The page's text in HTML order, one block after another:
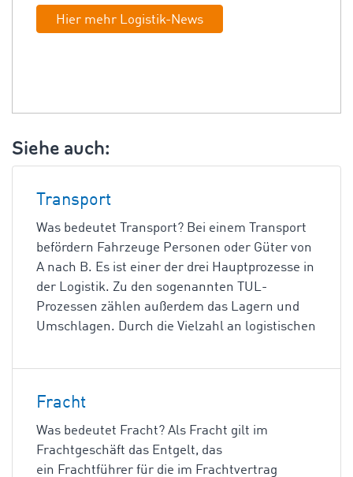
Hier mehr Logistik-News
Siehe auch:
Transport
Was bedeutet Transport? Bei einem Transport
befördern Fahrzeuge Personen oder Güter von
A nach B. Es ist einer der drei Hauptprozesse in
der Logistik. Zu den sogenannten TUL-
Prozessen zählen außerdem das Lagern und
Umschlagen. Durch die Vielzahl an logistischen
Fracht
Was bedeutet Fracht? Als Fracht gilt im
Frachtgeschäft das Entgelt, das
ein Frachtführer für die im Frachtvertrag